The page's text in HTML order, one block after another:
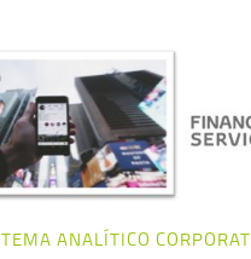
+ info
ANALÍTICO